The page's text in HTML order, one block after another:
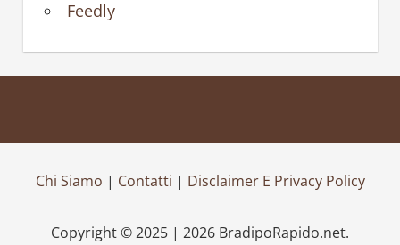
Feedly
Chi Siamo | Contatti | Disclaimer E Privacy Policy
Copyright © 2025 | 2026 BradipoRapido.net.